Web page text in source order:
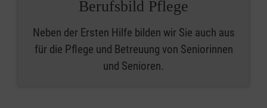
Berufsbild Pflege
Neben der Ersten Hilfe bilden wir Sie auch aus
für die Pflege und Betreuung von Seniorinnen
und Senioren.